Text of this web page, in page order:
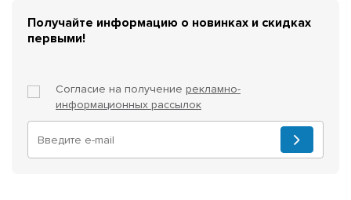
Получайте информацию о новинках и скидках
первыми!
Согласие на получение рекламно-
информационных рассылок